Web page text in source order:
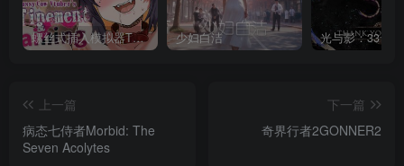
螺丝式插入模拟器TMA02 少妇白洁
上一篇
病态七侍者Morbid: The
Seven Acolytes
下一篇
奇界行者2GONNER2